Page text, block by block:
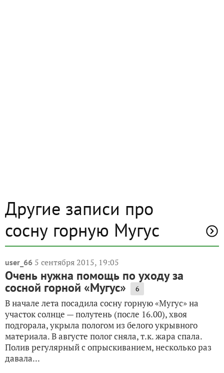
Другие записи про
сосну горную Мугус
user_66 5 сентября 2015, 19:05
Очень нужна помощь по уходу за
сосной горной «Мугус» 6
В начале лета посадила сосну горную «Мугус» на
участок солнце — полутень (после 16.00), хвоя
подгорала, укрыла пологом из белого укрывного
материала. В августе полог сняла, т.к. жара спала.
Полив регулярный с опрыскиванием, несколько раз
давала...